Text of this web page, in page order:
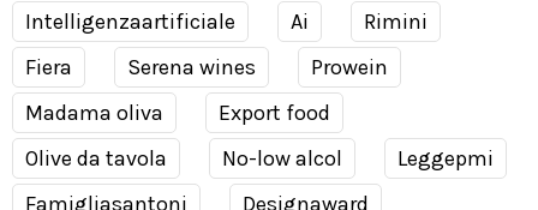
Intelligenzaartificiale
Ai
Rimini
Fiera
Serena wines
Prowein
Madama oliva
Export food
Olive da tavola
No-low alcol
Leggepmi
Famigliasantoni
Designaward